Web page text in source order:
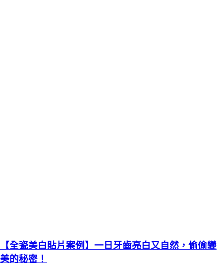
【全瓷美白貼片案例】一日牙齒亮白又自然，偷偷變
美的秘密！